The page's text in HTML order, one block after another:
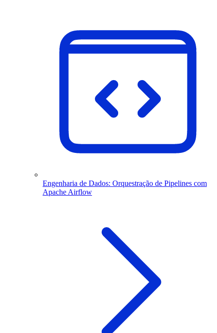
Engenharia de Dados: Orquestração de Pipelines com
Apache Airflow